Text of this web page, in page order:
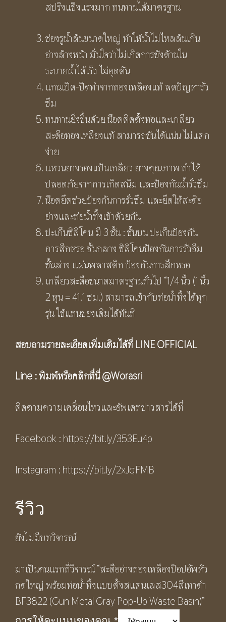
สปริงแข็งแรงมาก ทนทานได้มาตรฐาน
ช่องรูน้ำล้นขนาดใหญ่ ทำให้น้ำไม่ไหลล้นเกิน
อ่างล้างหน้า มั่นใจว่าไม่เกิดการขังด้านใน
ระบายน้ำได้เร็ว ไม่อุดตัน
แกนเปิด-ปิดทำจากทองเหลืองแท้ ลดปัญหารั่ว
ซึม
ทนทานยิ่งขึ้นด้วย น็อตติดตั้งท่อและเกลียว
สะดือทองเหลืองแท้ สามารถขันได้แน่น ไม่แตก
ง่าย
แหวนยางรองแป้นเกลียว ยางคุณภาพ ทำให้
ปลอดภัยจากการเกิดสนิม และป้องกันน้ำรั่วซึม
น็อตยึตช่วยป้องกันการรั่วซึม และยึดให้สะดือ
อ่างและท่อน้ำทิ้งเข้าด้วยกัน
ปะเก็นซิลิโคน มี 3 ชั้น : ชั้นบน ปะเก็นป้องกัน
การสึกหรอ ชั้นกลาง ซิลิโคนป้องกันการรั่วซึม
ชั้นล่าง แผ่นพลาสติก ป้องกันการสึกหรอ
เกลียวสะดือขนาดมาตรฐานทั่วไป “1/4 นิ้ว (1 นิ้ว
2 หุน = 41.1 ซม.) สามารถเข้ากับท่อน้ำทิ้งได้ทุก
รุ่น ใช้แทนของเดิมได้ทันที
สอบถามรายละเอียดเพิ่มเติมได้ที่ LINE OFFICIAL
Line : พิมพ์หรือคลิกที่นี่@Worasri
ติดตามความเคลื่อนไหวและอัพเดทข่าวสารได้ที่
Facebook : https://bit.ly/353Eu4p
Instagram : https://bit.ly/2xJqFMB
รีวิว
ยังไม่มีบทวิจารณ์
มาเป็นคนแรกที่วิจารณ์ “สะดืออ่างทองเหลืองป๊อปอัพหัว
กดใหญ่ พร้อมท่อน้ำทิ้งแบบตั้งสแตนเลส304สีเทาดำ
BF3822 (Gun Metal Gray Pop-Up Waste Basin)”